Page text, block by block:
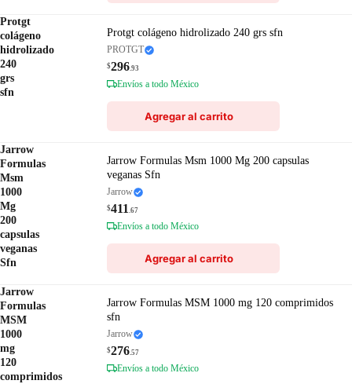
Protgt
colágeno
hidrolizado
240
grs
sfn
Protgt colágeno hidrolizado 240 grs sfn
PROTGT
$296.93
Envíos a todo México
Agregar al carrito
Jarrow
Formulas
Msm
1000
Mg
200
capsulas
veganas
Sfn
Jarrow Formulas Msm 1000 Mg 200 capsulas
veganas Sfn
Jarrow
$411.67
Envíos a todo México
Agregar al carrito
Jarrow
Formulas
MSM
1000
mg
120
comprimidos
Jarrow Formulas MSM 1000 mg 120 comprimidos
sfn
Jarrow
$276.57
Envíos a todo México